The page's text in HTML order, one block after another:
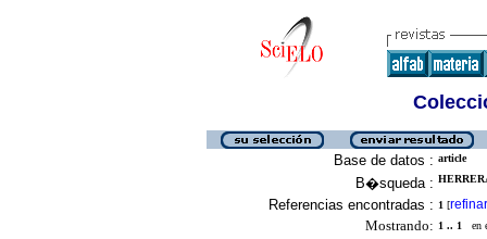
Base de datos : article
B�squeda :
Referencias encontradas : 1 [refinar
Mostrando: 1 .. 1 en